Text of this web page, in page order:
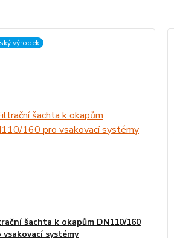
výrobek
šachta k okapům DN110/160
vsakovací systémy